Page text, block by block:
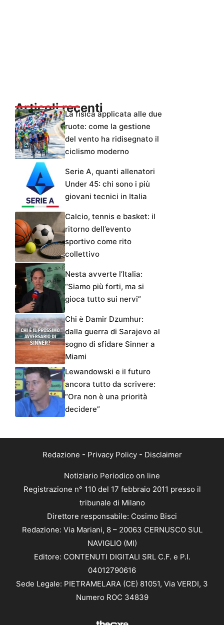
Articoli recentiLa fisica applicata alle due
ruote: come la gestione
del vento ha ridisegnato il
ciclismo moderno
Serie A, quanti allenatori
Under 45: chi sono i più
giovani tecnici in Italia
Calcio, tennis e basket: il
ritorno dell’evento
sportivo come rito
collettivo
Nesta avverte l’Italia:
“Siamo più forti, ma si
gioca tutto sui nervi”
Chi è Damir Dzumhur:
dalla guerra di Sarajevo al
sogno di sfidare Sinner a
Miami
Lewandowski e il futuro
ancora tutto da scrivere:
“Ora non è una priorità
decidere”
Redazione - Privacy Policy- Disclaimer
Notiziario Periodico on line
Registrazione n° 110 del 17 febbraio 2011 presso il
tribunale di Milano
Direttore responsabile: Cosimo Bisci
Redazione: Via Mariani, 8 – 20063 CERNUSCO SUL
NAVIGLIO (MI)
Editore: CONTENUTI DIGITALI SRL C.F. e P.I.
04012790616
Sede Legale: PIETRAMELARA (CE) 81051, Via VERDI, 3
Numero ROC 34839